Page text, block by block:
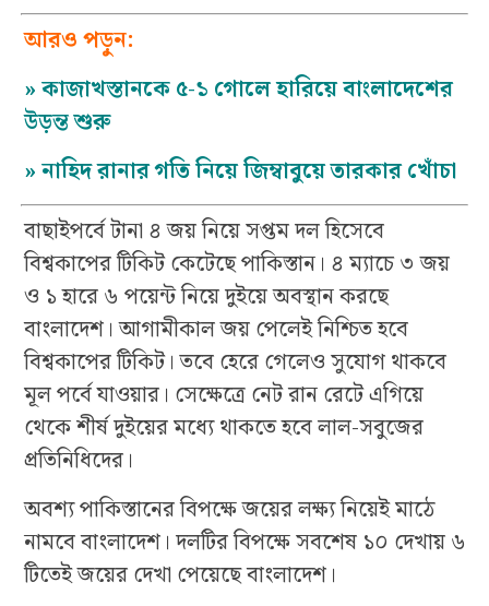
আরও পড়ুন:
»কাজাখস্তানকে ৫-১ গোলে হারিয়ে বাংলাদেশের
উড়ন্ত শুরু
»নাহিদ রানার গতি নিয়ে জিম্বাবুয়ে তারকার খোঁচা
বাছাইপর্বে টানা ৪ জয় নিয়ে সপ্তম দল হিসেবে
বিশ্বকাপের টিকিট কেটেছে পাকিস্তান। ৪ ম্যাচে ৩ জয়
ও ১ হারে ৬ পয়েন্ট নিয়ে দুইয়ে অবস্থান করছে
বাংলাদেশ। আগামীকাল জয় পেলেই নিশ্চিত হবে
বিশ্বকাপের টিকিট। তবে হেরে গেলেও সুযোগ থাকবে
মূল পর্বে যাওয়ার। সেক্ষেত্রে নেট রান রেটে এগিয়ে
থেকে শীর্ষ দুইয়ের মধ্যে থাকতে হবে লাল-সবুজের
প্রতিনিধিদের।
অবশ্য পাকিস্তানের বিপক্ষে জয়ের লক্ষ্য নিয়েই মাঠে
নামবে বাংলাদেশ। দলটির বিপক্ষে সবশেষ ১০ দেখায় ৬
টিতেই জয়ের দেখা পেয়েছে বাংলাদেশ।